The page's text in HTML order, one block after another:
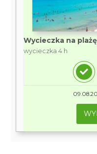
Wycieczka na
wycieczka 4 h